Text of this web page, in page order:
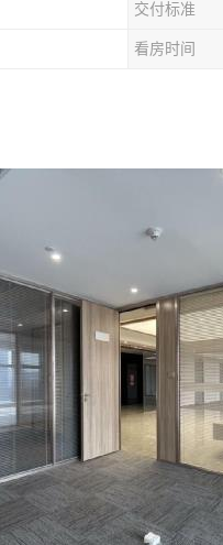
交付标准
看房时间